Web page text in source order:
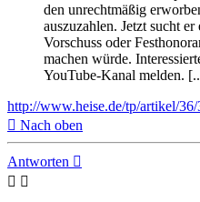
den unrechtmäßig
auszuzahlen. Jetzt sucht
Vorschuss oder
machen würde.
YouTube-Kanal melden.
http://www.heise.de/tp/artikel/
Nach oben
Antworten